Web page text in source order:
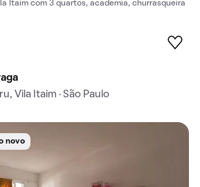
Itaim com 3 quartos, academia, churrasqueira
Vila Itaim · São Paulo
novo